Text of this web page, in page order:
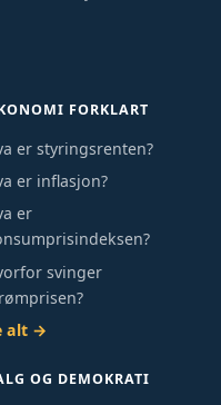
FORKLART
er styringsrenten?
er inflasjon?
er
svinger
alt →
OG DEMOKRATI